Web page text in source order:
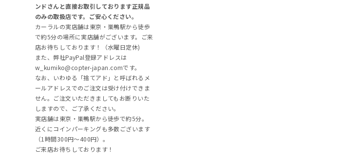
ンドさんと直接お取引しております正規品
のみの取扱店です。ご安心ください。
カーラルの実店舗は東京・巣鴨駅から徒歩
で約5分の場所に実店舗がございます。ご来
店お待ちしております！（水曜日定休)
また、弊社PayPal登録アドレスは
w_kumiko@copter-japan.comです。
なお、いわゆる「捨てアド」と呼ばれるメ
ールアドレスでのご注文は受け付けできま
せん。ご注文いただきましてもお断りいた
しますので、ご了承ください。
実店舗は東京・巣鴨駅から徒歩で約5分。
近くにコインパーキングも多数ございます
（1時間300円～400円）。
ご来店お待ちしております！